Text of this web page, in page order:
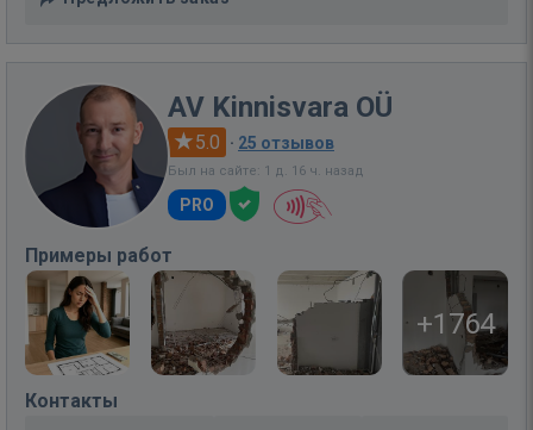
AV Kinnisvara OÜ
5.0 · 25 отзывов
Был на сайте: 1 д. 16 ч. назад
PRO
Примеры работ
+1764
Контакты